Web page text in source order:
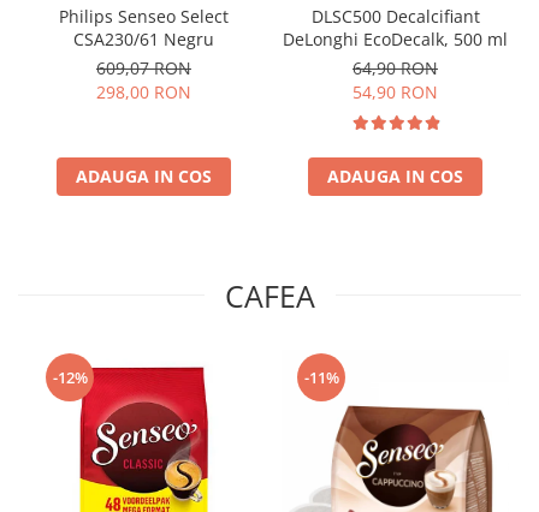
Philips Senseo Select
CSA230/61 Negru
609,07 RON
298,00 RON
ADAUGA IN COS
DLSC500 Decalcifiant
DeLonghi EcoDecalk, 500 ml
64,90 RON
54,90 RON
ADAUGA IN COS
CAFEA
-12% -11%